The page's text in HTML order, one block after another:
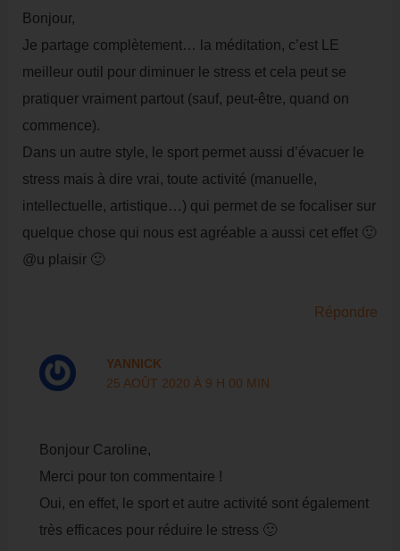
Bonjour,
Je partage complètement… la méditation, c’est LE
meilleur outil pour diminuer le stress et cela peut se
pratiquer vraiment partout (sauf, peut-être, quand on
commence).
Dans un autre style, le sport permet aussi d’évacuer le
stress mais à dire vrai, toute activité (manuelle,
intellectuelle, artistique…) qui permet de se focaliser sur
quelque chose qui nous est agréable a aussi cet effet 🙂
@u plaisir 🙂
Répondre
YANNICK
25 AOÛT 2020 À 9 H 00 MIN
Bonjour Caroline,
Merci pour ton commentaire !
Oui, en effet, le sport et autre activité sont également
très efficaces pour réduire le stress 🙂